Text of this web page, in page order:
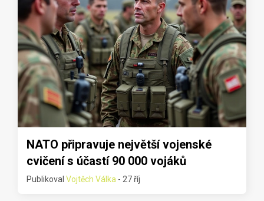
NATO připravuje největší vojenské
cvičení s účastí 90 000 vojáků
Publikoval Vojtěch Válka - 27 říj